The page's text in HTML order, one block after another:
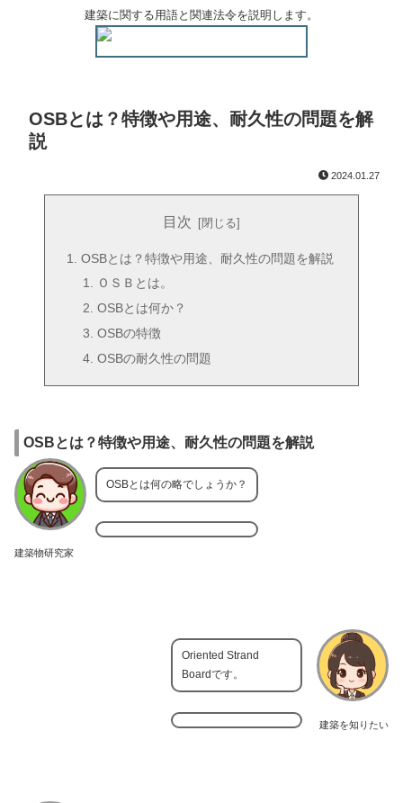
建築に関する用語と関連法令を説明します。
OSBとは？特徴や用途、耐久性の問題を解
説
2024.01.27
目次
OSBとは？特徴や用途、耐久性の問題を解説
ＯＳＢとは。
OSBとは何か？
OSBの特徴
OSBの耐久性の問題
OSBとは？特徴や用途、耐久性の問題を解説
建築物研究家
OSBとは何の略でしょうか？
建築を知りたい
Oriented Strand
Boardです。